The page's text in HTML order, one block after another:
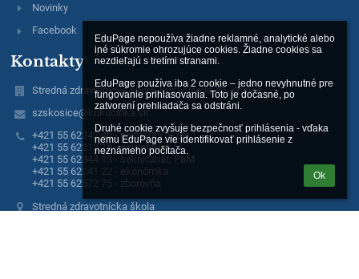
EduPage nepoužíva žiadne reklamné, analytické alebo
iné súkromie ohrozujúce cookies. Žiadne cookies sa
nezdieľajú s tretími stranami.
EduPage používa iba 2 cookie – jedno nevyhnutné pre
fungovanie prihlasovania. Toto je dočasné, po
zatvorení prehliadača sa odstráni.
Druhé cookie zvyšuje bezpečnosť prihlásenia - vďaka
nemu EduPage vie identifikovať prihlásenie z
neznámeho počítača.
Ok
Novinky
Facebook
Kontakty
Stredná zdravotnícka škola, Kukučínova 40, Košice
szskosice@kukucinka.sk
+421 55 62242 40 - riaditeľka školy
+421 55 62212 16 - sekretariát
+421 55 62344 18 - sekretariát, PaM
+421 55 62241 22 - ekonómka
+421 55 62572 75 - zborovňa
Stredná zdravotnícka škola